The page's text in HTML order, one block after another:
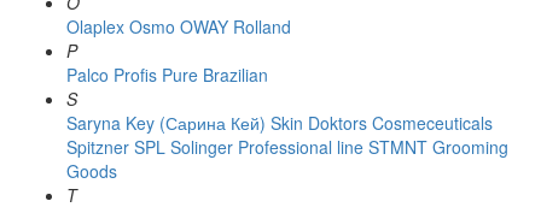
Olaplex Osmo OWAY Rolland
P
Palco Profis Pure Brazilian
S
Saryna Key (Сарина Кей) Skin Doktors Cosmeceuticals
Spitzner SPL Solinger Professional line STMNT Grooming
Goods
T